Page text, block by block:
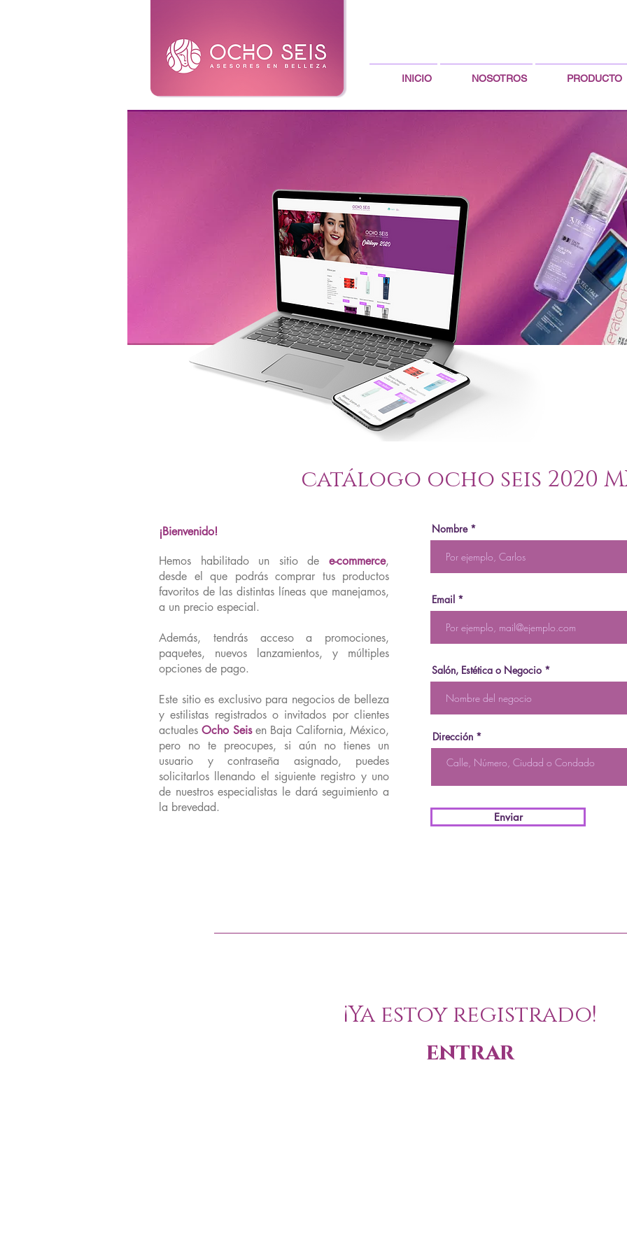
INICIO NOSOTROS PRODUCTO
catálogo ocho seis 2020
¡Bienvenido!
Hemos habilitado un sitio de e-commerce,
desde el que podrás comprar tus productos
favoritos de las distintas líneas que manejamos,
a un precio especial.
Además, tendrás acceso a promociones,
paquetes, nuevos lanzamientos, y múltiples
opciones de pago.
Este sitio es exclusivo para negocios de belleza
y estilistas registrados o invitados por clientes
actualesOcho Seisen Baja California, México,
pero no te preocupes, si aún no tienes un
usuario y contraseña asignado, puedes
solicitarlos llenando el siguiente registro y uno
de nuestros especialistas le dará seguimiento a
la brevedad.
Nombre
Email
Salón, Estética o Negocio
Dirección
Enviar
¡Ya estoy registrado!
entrar